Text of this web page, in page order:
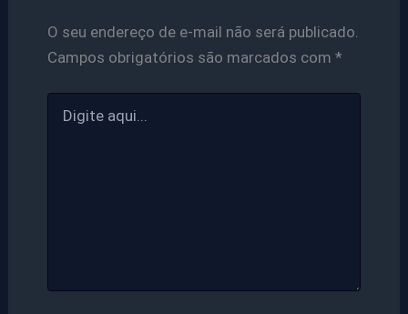
O seu endereço de e-mail não será publicado.
Campos obrigatórios são marcados com *
aqui...